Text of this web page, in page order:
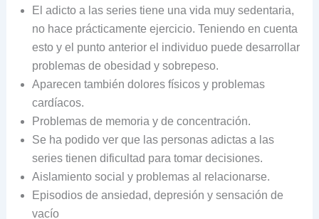
El adicto a las series tiene una vida muy sedentaria,
no hace prácticamente ejercicio. Teniendo en cuenta
esto y el punto anterior el individuo puede desarrollar
problemas de obesidad y sobrepeso.
Aparecen también dolores físicos y problemas
cardíacos.
Problemas de memoria y de concentración.
Se ha podido ver que las personas adictas a las
series tienen dificultad para tomar decisiones.
Aislamiento social y problemas al relacionarse.
Episodios de ansiedad, depresión y sensación de
vacío